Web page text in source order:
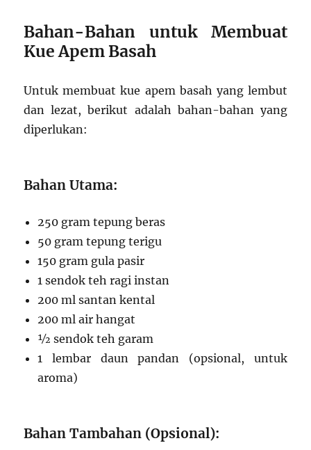
Bahan-Bahan untuk Membuat
Kue Apem Basah
Untuk membuat kue apem basah yang lembut
dan lezat, berikut adalah bahan-bahan yang
diperlukan:
Bahan Utama:
250 gram tepung beras
50 gram tepung terigu
150 gram gula pasir
1 sendok teh ragi instan
200 ml santan kental
200 ml air hangat
½ sendok teh garam
1 lembar daun pandan (opsional, untuk
aroma)
Bahan Tambahan (Opsional):